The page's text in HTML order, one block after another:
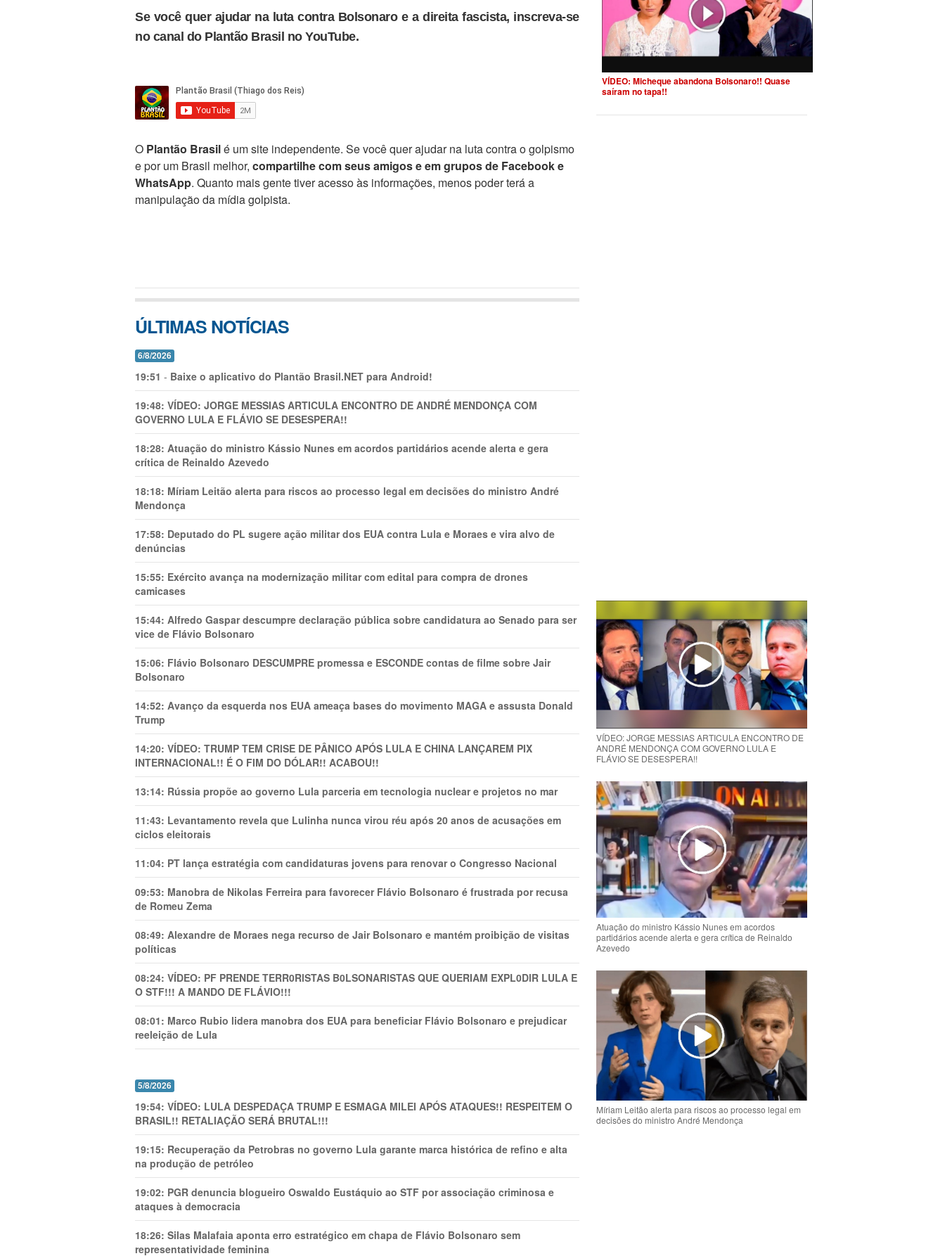
Se você quer ajudar na luta contra Bolsonaro e a direita fascista, inscreva-se
no canal do Plantão Brasil no YouTube.
O Plantão Brasilé um site independente. Se você quer ajudar na luta contra o golpismo
e por um Brasil melhor, compartilhe com seus amigos e em grupos de Facebook e
WhatsApp. Quanto mais gente tiver acesso às informações, menos poder terá a
manipulação da mídia golpista.
ÚLTIMAS NOTÍCIAS
6/8/2026
19:51 - Baixe o aplicativo do Plantão Brasil.NET para Android!
19:48: VÍDEO: JORGE MESSIAS ARTICULA ENCONTRO DE ANDRÉ MENDONÇA COM
GOVERNO LULA E FLÁVIO SE DESESPERA!!
18:28: Atuação do ministro Kássio Nunes em acordos partidários acende alerta e gera
crítica de Reinaldo Azevedo
18:18: Míriam Leitão alerta para riscos ao processo legal em decisões do ministro André
Mendonça
17:58: Deputado do PL sugere ação militar dos EUA contra Lula e Moraes e vira alvo de
denúncias
15:55: Exército avança na modernização militar com edital para compra de drones
camicases
15:44: Alfredo Gaspar descumpre declaração pública sobre candidatura ao Senado para ser
vice de Flávio Bolsonaro
15:06: Flávio Bolsonaro DESCUMPRE promessa e ESCONDE contas de filme sobre Jair
Bolsonaro
14:52: Avanço da esquerda nos EUA ameaça bases do movimento MAGA e assusta Donald
Trump
14:20: VÍDEO: TRUMP TEM CRlSE DE PÂNlCO APÓS LULA E CHINA LANÇAREM PIX
INTERNACIONAL!! É O FIM DO DÓLAR!! ACABOU!!
13:14: Rússia propõe ao governo Lula parceria em tecnologia nuclear e projetos no mar
11:43: Levantamento revela que Lulinha nunca virou réu após 20 anos de acusações em
ciclos eleitorais
11:04: PT lança estratégia com candidaturas jovens para renovar o Congresso Nacional
09:53: Manobra de Nikolas Ferreira para favorecer Flávio Bolsonaro é frustrada por recusa
de Romeu Zema
08:49: Alexandre de Moraes nega recurso de Jair Bolsonaro e mantém proibição de visitas
políticas
08:24: VÍDEO: PF PRENDE TERR0RlSTAS B0LSONARlSTAS QUE QUERIAM EXPL0DlR LULA E
O STF!!! A MANDO DE FLÁVIO!!!
08:01: Marco Rubio lidera manobra dos EUA para beneficiar Flávio Bolsonaro e prejudicar
reeleição de Lula
5/8/2026
19:54: VÍDEO: LULA DESPEDAÇA TRUMP E ESMAGA MILEI APÓS ATAQUES!! RESPEITEM O
BRASIL!! RETALIAÇÃO SERÁ BRUTAL!!!
19:15: Recuperação da Petrobras no governo Lula garante marca histórica de refino e alta
na produção de petróleo
19:02: PGR denuncia blogueiro Oswaldo Eustáquio ao STF por associação criminosa e
ataques à democracia
18:26: Silas Malafaia aponta erro estratégico em chapa de Flávio Bolsonaro sem
representatividade feminina
VÍDEO: Micheque abandona Bolsonaro!! Quase
saíram no tapa!!
VÍDEO: JORGE MESSIAS ARTICULA ENCONTRO DE
ANDRÉ MENDONÇA COM GOVERNO LULA E
FLÁVIO SE DESESPERA!!
Atuação do ministro Kássio Nunes em acordos
partidários acende alerta e gera crítica de Reinaldo
Azevedo
Míriam Leitão alerta para riscos ao processo legal em
decisões do ministro André Mendonça